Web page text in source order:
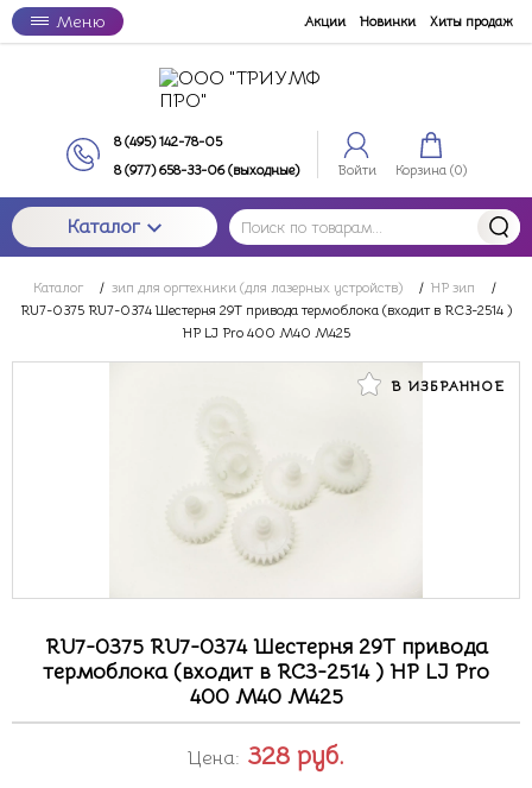
Меню Акции Новинки Хиты продаж
8 (495) 142-78-05
8 (977) 658-33-06 (выходные)
Войти Корзина (0)
Каталог
Каталог / зип для оргтехники (для лазерных устройств) / HP зип
/
RU7-0375 RU7-0374 Шестерня 29T привода термоблока (входит в RC3-2514 )
HP LJ Pro 400 M40 M425
В ИЗБРАННОЕ
RU7-0375 RU7-0374 Шестерня 29T привода
термоблока (входит в RC3-2514 ) HP LJ Pro
400 M40 M425
Цена: 328 руб.